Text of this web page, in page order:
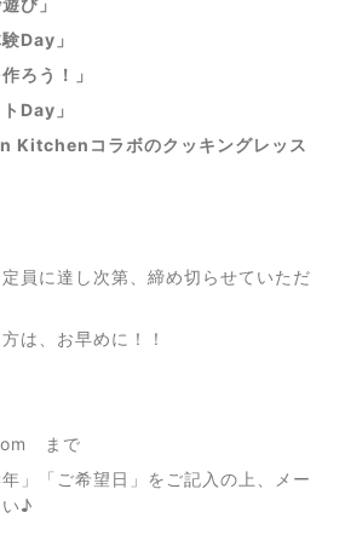
び」
Day」
ろう！」
Day」
Kitchenコラボのクッキングレッス
員に達し次第、締め切らせていただ
は、お早めに！！
まで
年」「ご希望日」をご記入の上、メー
♪